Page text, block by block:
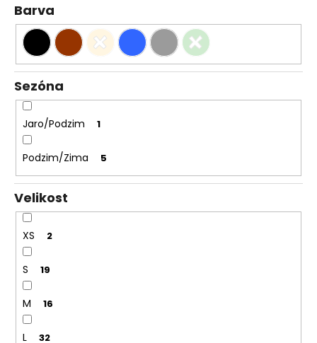
Barva
Sezóna
Jaro/Podzim 1
Podzim/Zima 5
Velikost
XS 2
S 19
M 16
L 32